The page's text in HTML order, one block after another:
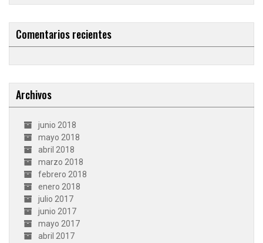
Comentarios recientes
Archivos
junio 2018
mayo 2018
abril 2018
marzo 2018
febrero 2018
enero 2018
julio 2017
junio 2017
mayo 2017
abril 2017